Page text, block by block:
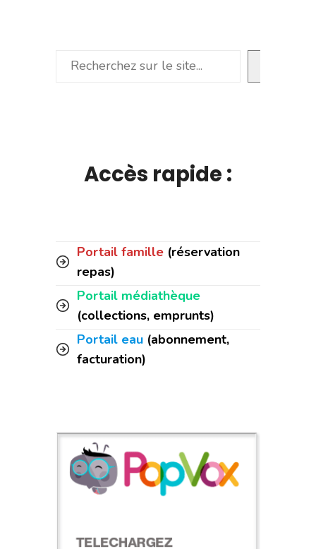
Rechercher
Accès rapide :
Portail famille (réservation
repas)
Portail médiathèque
(collections, emprunts)
Portail eau (abonnement,
facturation)